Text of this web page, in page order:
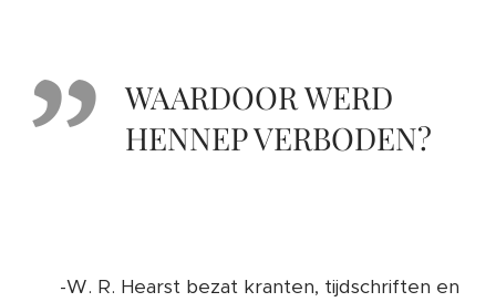
WAARDOOR WERD
HENNEP VERBODEN?
👎-W. R. Hearst bezat kranten, tijdschriften en